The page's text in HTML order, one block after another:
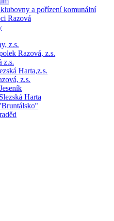
a pořízení komunální
Razová
z.s.
Razová, z.s.
z.s.
Harta,z.s.
z.s.
Harta